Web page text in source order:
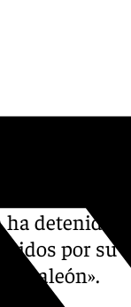
ha detenido
por su